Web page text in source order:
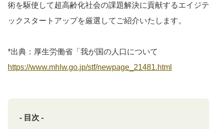
術を駆使して超高齢化社会の課題解決に貢献するエイジテ
ックスタートアップを厳選してご紹介いたします。
*出典：厚生労働省「我が国の人口について
https://www.mhlw.go.jp/stf/newpage_21481.html
- 目次 -